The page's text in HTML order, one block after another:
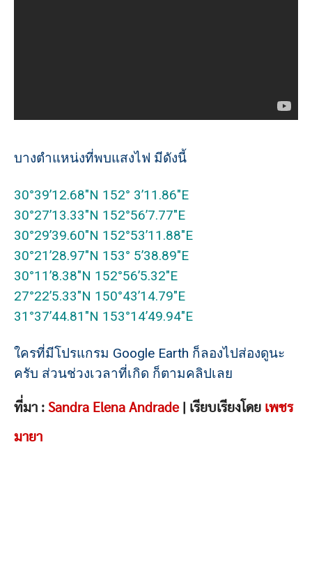
บางตำแหน่งที่พบแสงไฟ มีดังนี้
30°39’12.68″N 152° 3’11.86″E
30°27’13.33″N 152°56’7.77″E
30°29’39.60″N 152°53’11.88″E
30°21’28.97″N 153° 5’38.89″E
30°11’8.38″N 152°56’5.32″E
27°22’5.33″N 150°43’14.79″E
31°37’44.81″N 153°14’49.94″E
ใครที่มีโปรแกรม Google Earth ก็ลองไปส่องดูนะ
ครับ ส่วนช่วงเวลาที่เกิด ก็ตามคลิปเลย
ที่มา : Sandra Elena Andrade| เรียบเรียงโดย เพชร
มายา